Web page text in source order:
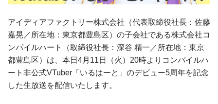
アイディアファクトリー株式会社（代表取締役社長：佐藤
嘉晃／所在地：東京都豊島区）の子会社である株式会社コ
ンパイルハート（取締役社長：深谷 精一／所在地：東京
都豊島区）は、本日4月11日（火）20時よりコンパイルハ
ート非公式VTuber「いるはーと」のデビュー5周年を記念
した生放送を配信いたします。